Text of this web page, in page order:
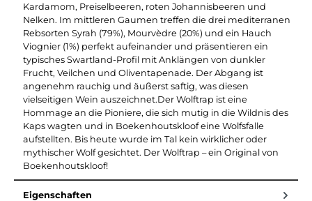
Kardamom, Preiselbeeren, roten Johannisbeeren und
Nelken. Im mittleren Gaumen treffen die drei mediterranen
Rebsorten Syrah (79%), Mourvèdre (20%) und ein Hauch
Viognier (1%) perfekt aufeinander und präsentieren ein
typisches Swartland-Profil mit Anklängen von dunkler
Frucht, Veilchen und Oliventapenade. Der Abgang ist
angenehm rauchig und äußerst saftig, was diesen
vielseitigen Wein auszeichnet.Der Wolftrap ist eine
Hommage an die Pioniere, die sich mutig in die Wildnis des
Kaps wagten und in Boekenhoutskloof eine Wolfsfalle
aufstellten. Bis heute wurde im Tal kein wirklicher oder
mythischer Wolf gesichtet. Der Wolftrap – ein Original von
Boekenhoutskloof!
Eigenschaften